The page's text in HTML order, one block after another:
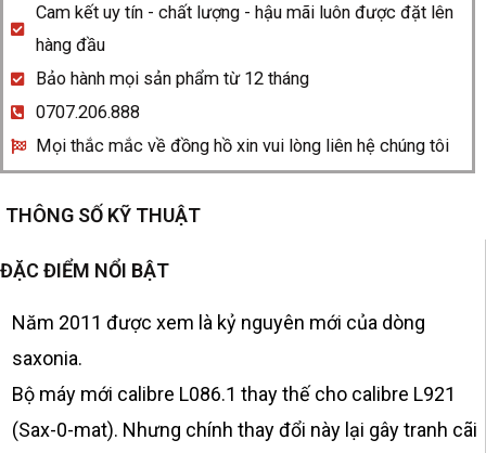
Cam kết uy tín - chất lượng - hậu mãi luôn được đặt lên
hàng đầu
Bảo hành mọi sản phẩm từ 12 tháng
0707.206.888
Mọi thắc mắc về đồng hồ xin vui lòng liên hệ chúng tôi
ĐẶC ĐIỂM NỔI BẬT
Năm 2011 được xem là kỷ nguyên mới của dòng
saxonia.
Bộ máy mới calibre L086.1 thay thế cho calibre L921
(Sax-0-mat). Nhưng chính thay đổi này lại gây tranh cãi
THÔNG SỐ KỸ THUẬT